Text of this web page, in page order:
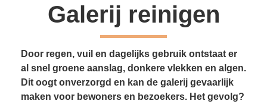
Galerij reinigen
Door regen, vuil en dagelijks gebruik ontstaat er
al snel groene aanslag, donkere vlekken en algen.
Dit oogt onverzorgd en kan de galerij gevaarlijk
maken voor bewoners en bezoekers. Het gevolg?